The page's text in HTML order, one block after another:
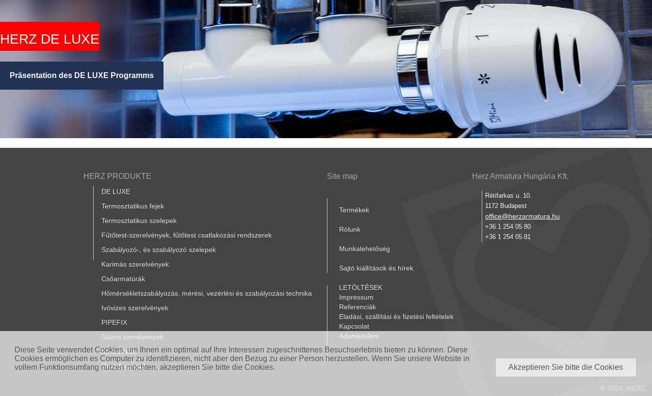
Diese Seite verwendet Cookies, um Ihnen ein optimal auf Ihre Interessen zugeschnittenes Besuchserlebnis bieten zu können. Diese
Cookies ermöglichen es Computer zu identifizieren, nicht aber den Bezug zu einer Person herzustellen. Wenn Sie unsere Website in
vollem Funktionsumfang nutzen möchten, akzeptieren Sie bitte die Cookies.
Akzeptieren Sie bitte die Cookies
HERZ DE LUXE
Präsentation des DE LUXE Programms
HERZ PRODUKTE
DE LUXE
Termosztatikus fejek
Termosztatikus szelepek
Fűtőtest-szerelvények, fűtőtest csatlakozási rendszerek
Szabályozó-, és szabályozó szelepek
Karimás szerelvények
Csőarmatúrák
Hőmérsékletszabályozás, mérési, vezérlési és szabályozási technika
Ivóvizes szerelvények
PIPEFIX
Gázos szerelvények
Készülékek
Osztók-gyűjtők
Site map
Termékek
Rólunk
Munkalehetőség
Sajtó kiállítások és hírek
LETÖLTÉSEK
Referenciák
Kapcsolat
Impressum
Eladási, szállítási és fizetési feltételek
Adatvédelem
Herz Armatura Hungária Kft.
Rétifarkas u. 10.
1172 Budapest
office@herzarmatura.hu
+36 1 254 05 80
+36 1 254 05 81
© 2026. HERZ